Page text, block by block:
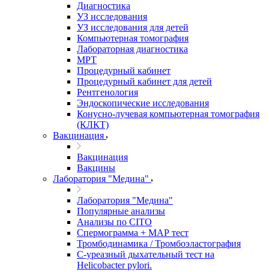
Диагностика
УЗ исследования
УЗ исследования для детей
Компьютерная томография
Лабораторная диагностика
МРТ
Процедурный кабинет
Процедурный кабинет для детей
Рентгенология
Эндоскопические исследования
Конусно-лучевая компьютерная томография
(КЛКТ)
Вакцинация
Вакцинация
Вакцины
Лаборатория "Медина"
Лаборатория "Медина"
Популярные анализы
Анализы по CITO
Спермограмма + МАР тест
Тромбодинамика / Тромбоэластография
С-уреазный дыхательный тест на
Helicobacter pylori.